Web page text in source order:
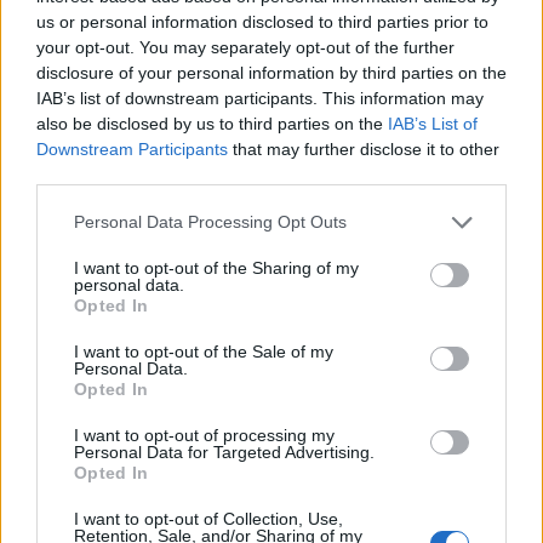
us or personal information disclosed to third parties prior to
your opt-out. You may separately opt-out of the further
disclosure of your personal information by third parties on the
IAB’s list of downstream participants. This information may
also be disclosed by us to third parties on the IAB’s List of
Downstream Participants that may further disclose it to other
Personal Data Processing Opt Outs
I want to opt-out of the Sharing of my
personal data.
Opted In
I want to opt-out of the Sale of my
Personal Data.
Opted In
I want to opt-out of processing my
Personal Data for Targeted Advertising.
Opted In
I want to opt-out of Collection, Use,
Retention, Sale, and/or Sharing of my
Hotels zum ersten Mal entdecken. Wir erhalten
erstaunliche Kommentare, oft sehr persönlich und
emotional, die mir sehr viel bedeuten. Das Interieur
unserer einzelnen Hotels fasziniert viele unserer Gäste.
Ich glaube, dass die Reisenden heute von grossen
Hotels und Massentourismus gelangweilt sind. Sie sind
und Einzigartigkeit und neigen daher dazu, speziellere
Reiseziele auszuwählen, in kleineren Hotels zu
übernachten und sich einen persönlicheren Empfang zu
wünschen. Ich glaube, dass die Zukunft zu kleinen Orten